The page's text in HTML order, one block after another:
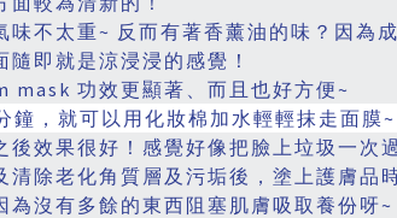
味不太重~ 反而有著香薰油的味？因為
隨即就是涼浸浸的感覺！
mask 功效更顯著、而且也好方便~
鐘，就可以用化妝棉加水輕輕抹走面膜~
後效果很好！感覺好像把臉上垃圾一次
清除老化角質層及污垢後，塗上護膚品
為沒有多餘的東西阻塞肌膚吸取養份呀~